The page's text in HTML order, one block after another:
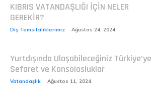
KIBRIS VATANDAŞLIĞI İÇİN NELER
GEREKİR?
Dış Temsilciliklerimiz Ağustos 24, 2024
Yurtdışında Ulaşabileceğiniz
Sefaret ve Konsolosluklar
Vatandaşlık Ağustos 11, 2024